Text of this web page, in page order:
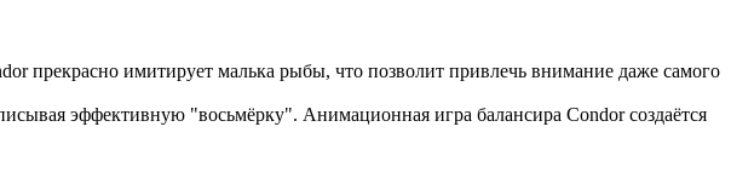
прекрасно имитирует малька рыбы, что позволит привлечь внимание даже самого
эффективную "восьмёрку". Анимационная игра балансира Condor создаётся